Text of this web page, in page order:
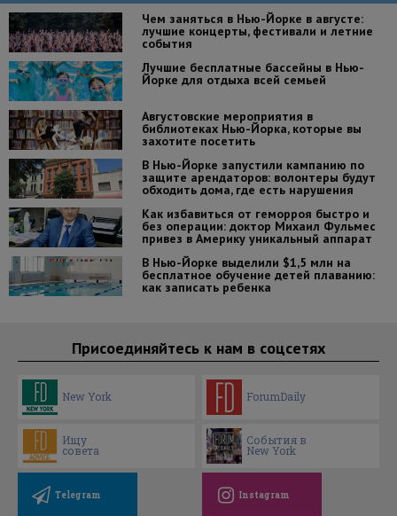
Чем заняться в Нью-Йорке в августе:
лучшие концерты, фестивали и летние
события
Лучшие бесплатные бассейны в Нью-
Йорке для отдыха всей семьей
Августовские мероприятия в
библиотеках Нью-Йорка, которые вы
захотите посетить
В Нью-Йорке запустили кампанию по
защите арендаторов: волонтеры будут
обходить дома, где есть нарушения
Как избавиться от геморроя быстро и
без операции: доктор Михаил Фульмес
привез в Америку уникальный аппарат
В Нью-Йорке выделили $1,5 млн на
бесплатное обучение детей плаванию:
как записать ребенка
Присоединяйтесь к нам в соцсетях
New York ForumDaily
Ищу
совета
События в
New York
Telegram Instagram